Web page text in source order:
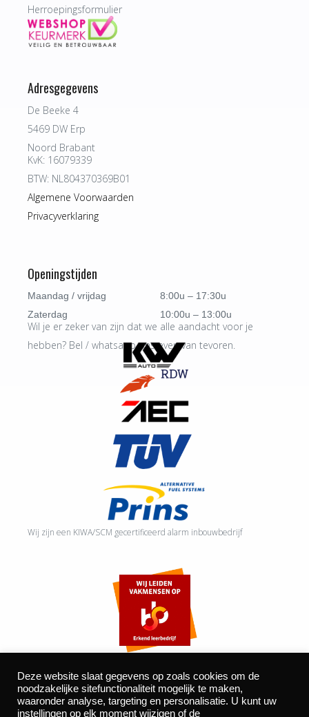
Herroepingsformulier
Adresgegevens
De Beeke 4
5469 DW Erp
Noord Brabant
KvK: 16079339
BTW: NL804370369B01
Algemene Voorwaarden
Privacyverklaring
Openingstijden
Maandag / vrijdag
8:00u – 17:30u
Zaterdag
10:00u – 13:00u
Wil je er zeker van zijn dat we alle aandacht voor je
hebben? Bel / whatsapp ons even van tevoren.
Wij zijn een KIWA/SCM gecertificeerd alarm inbouwbedrijf
©2026 Autocentrum Bijvelds BV. De Beeke 4, 5469 DW Erp
Deze website slaat gegevens op zoals cookies om de
noodzakelijke sitefunctionaliteit mogelijk te maken,
waaronder analyse, targeting en personalisatie. U kunt uw
instellingen op elk moment wijzigen of de